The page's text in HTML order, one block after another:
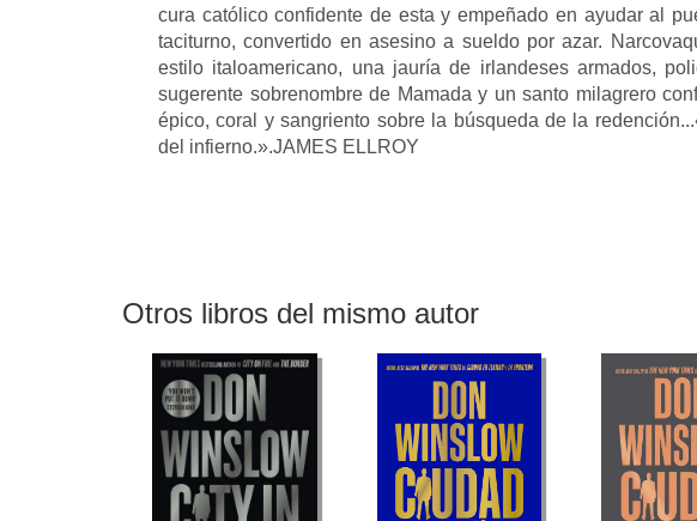
cura católico confidente de esta y empeñado en ayudar al
taciturno, convertido en asesino a sueldo por azar.
estilo italoamericano, una jauría de irlandeses armados,
sugerente sobrenombre de Mamada y un santo milagrero
épico, coral y sangriento sobre la búsqueda de la
del infierno.».JAMES ELLROY
Otros libros del mismo autor